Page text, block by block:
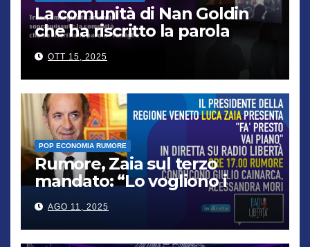
La comunità di Nan Goldin
che ha riscritto la parola
“famiglia”
OTT 15, 2025
POP ECONOMIA RUMORE
Rumore, Zaia sul terzo
mandato: “Lo vogliono i
cittadini, chi non lo capisce
verrà punito”
AGO 11, 2025